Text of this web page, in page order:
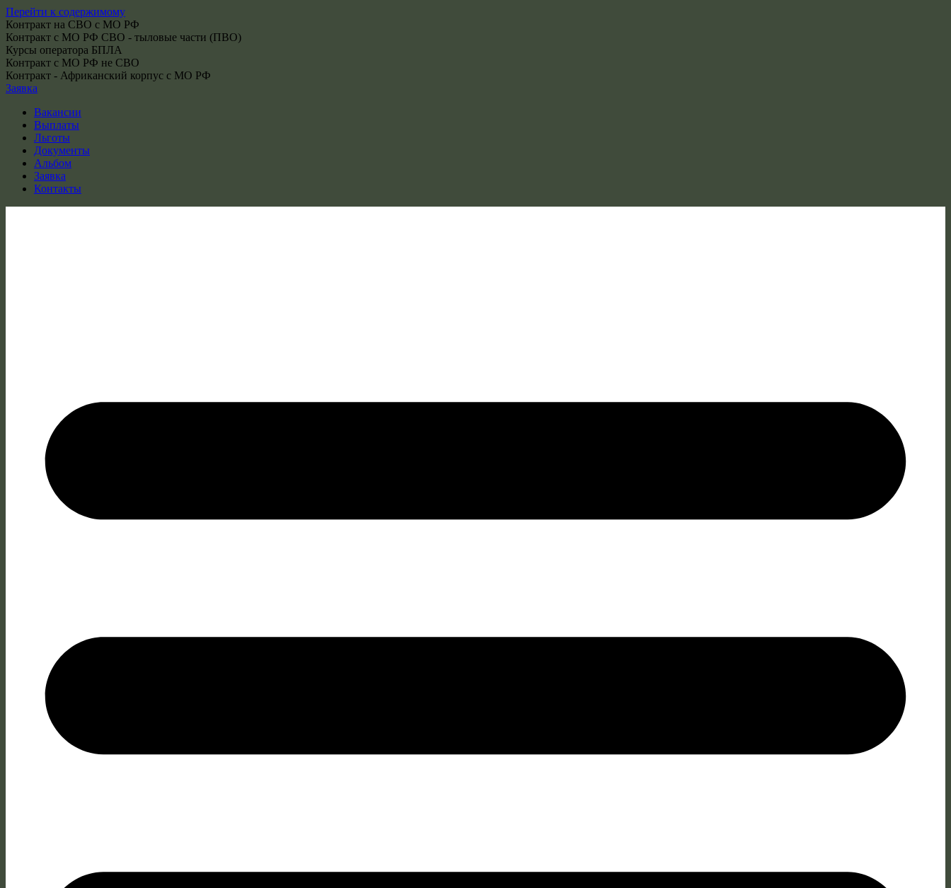
Перейти к содержимому
Контракт на СВО с МО РФ
Контракт с МО РФ СВО - тыловые части (ПВО)
Курсы оператора БПЛА
Контракт с МО РФ не СВО
Контракт - Африканский корпус с МО РФ
Заявка
Вакансии
Выплаты
Льготы
Документы
Альбом
Заявка
Контакты